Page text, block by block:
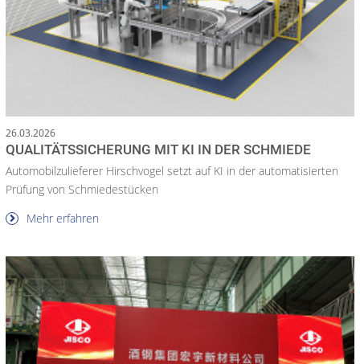
26.03.2026
QUALITÄTSSICHERUNG MIT KI IN DER SCHMIEDE
Automobilzulieferer Hirschvogel setzt auf KI in der automatisierten
Prüfung von Schmiedestücken
Mehr erfahren